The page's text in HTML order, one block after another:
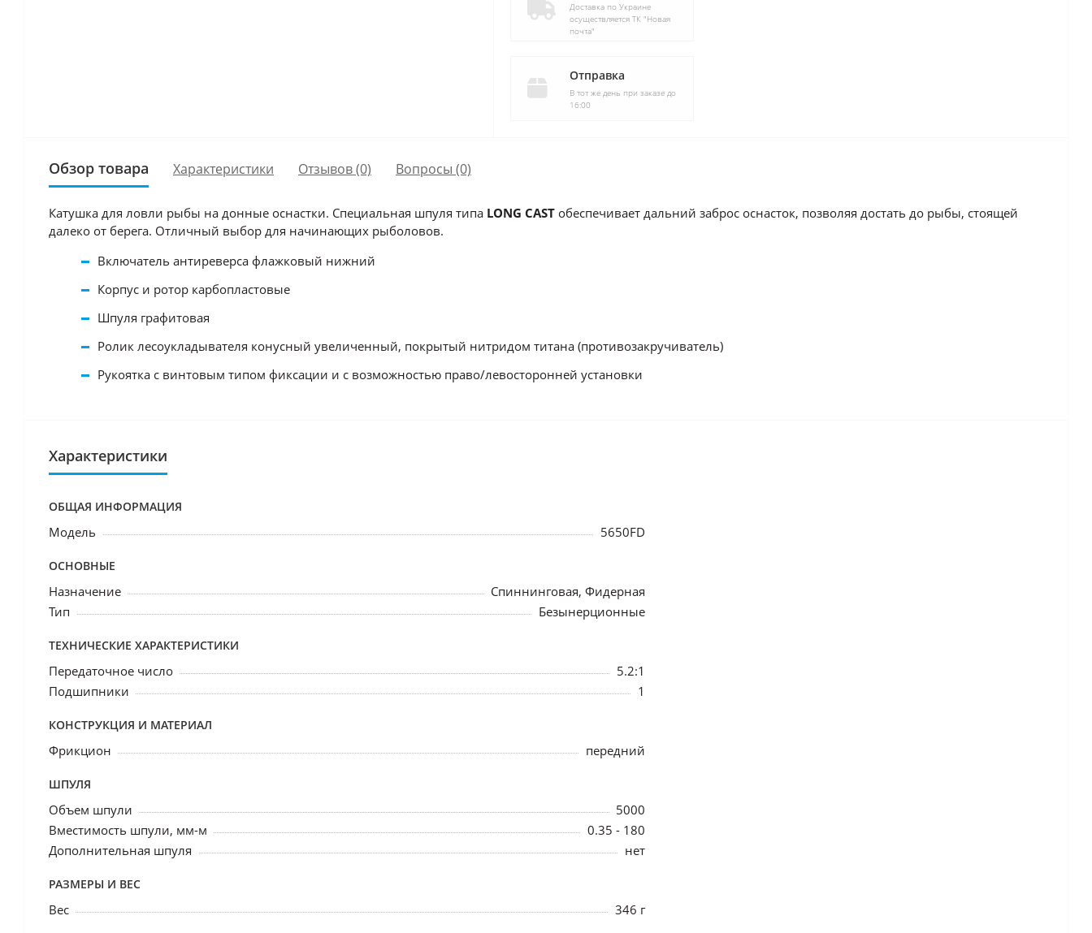
Доставка по Украине
осуществляется ТК "Новая
почта"
Отправка
В тот же день при заказе до
16:00
Обзор товара Характеристики Отзывов (0) Вопросы (0)
Катушка для ловли рыбы на донные оснастки. Специальная шпуля типа LONG CAST обеспечивает дальний заброс оснасток, позволяя достать до рыбы, стоящей
далеко от берега. Отличный выбор для начинающих рыболовов.
Включатель антиреверса флажковый нижний
Корпус и ротор карбопластовые
Шпуля графитовая
Ролик лесоукладывателя конусный увеличенный, покрытый нитридом титана (противозакручиватель)
Рукоятка с винтовым типом фиксации и с возможностью право/левосторонней установки
Характеристики
ОБЩАЯ ИНФОРМАЦИЯ
Модель 5650FD
ОСНОВНЫЕ
Назначение
Спиннинговая, Фидерная
Тип
Безынерционные
ТЕХНИЧЕСКИЕ ХАРАКТЕРИСТИКИ
Передаточное число
5.2:1
Подшипники
1
КОНСТРУКЦИЯ И МАТЕРИАЛ
Фрикцион передний
ШПУЛЯ
Объем шпули
5000
Вместимость шпули, мм-м
0.35 - 180
Дополнительная шпуля
нет
РАЗМЕРЫ И ВЕС
Вес 346 г